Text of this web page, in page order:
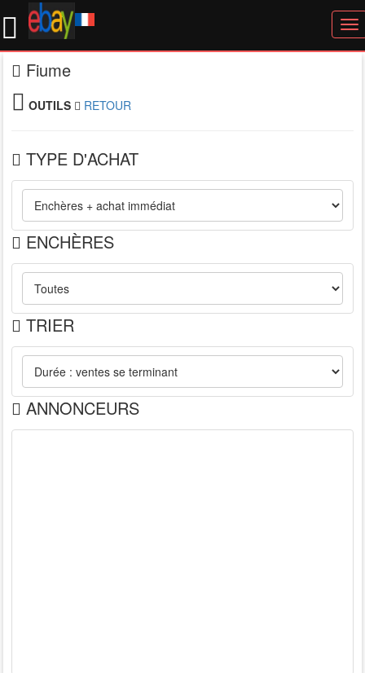
Fiume
OUTILS RETOUR
TYPE D'ACHAT
ENCHÈRES
TRIER
ANNONCEURS